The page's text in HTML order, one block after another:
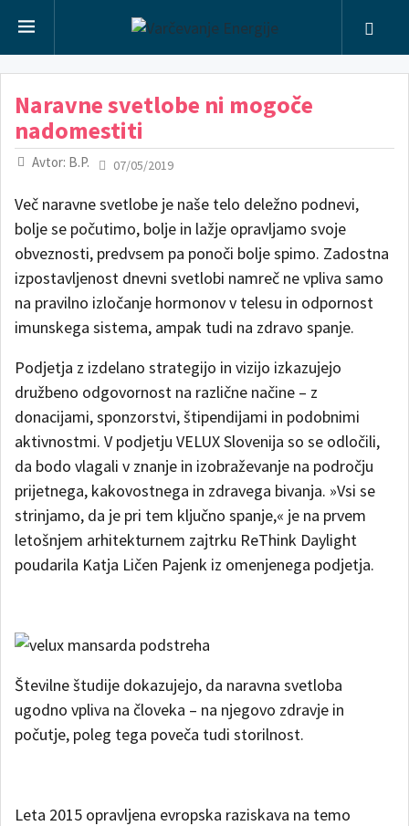
Naravne svetlobe ni mogoče
nadomestiti
Avtor: B.P. 07/05/2019
Več naravne svetlobe je naše telo deležno podnevi,
bolje se počutimo, bolje in lažje opravljamo svoje
obveznosti, predvsem pa ponoči bolje spimo. Zadostna
izpostavljenost dnevni svetlobi namreč ne vpliva samo
na pravilno izločanje hormonov v telesu in odpornost
imunskega sistema, ampak tudi na zdravo spanje.
Podjetja z izdelano strategijo in vizijo izkazujejo
družbeno odgovornost na različne načine – z
donacijami, sponzorstvi, štipendijami in podobnimi
aktivnostmi. V podjetju VELUX Slovenija so se odločili,
da bodo vlagali v znanje in izobraževanje na področju
prijetnega, kakovostnega in zdravega bivanja. »Vsi se
strinjamo, da je pri tem ključno spanje,« je na prvem
letošnjem arhitekturnem zajtrku ReThink Daylight
poudarila Katja Ličen Pajenk iz omenjenega podjetja.
Številne študije dokazujejo, da naravna svetloba
ugodno vpliva na človeka – na njegovo zdravje in
počutje, poleg tega poveča tudi storilnost.
Leta 2015 opravljena evropska raziskava na temo